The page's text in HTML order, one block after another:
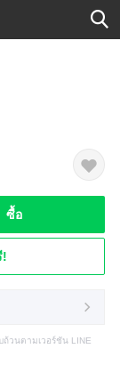
ซื้อ
!
วนตามเวอร์ชัน LINE